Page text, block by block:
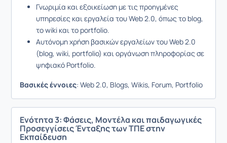
Γνωριμία και εξοικείωση με τις προηγμένες
υπηρεσίες και εργαλεία του Web 2.0, όπως το blog,
το wiki και το portfolio.
Αυτόνομη χρήση βασικών εργαλείων του Web 2.0
(blog, wiki, portfolio) και οργάνωση πληροφορίας σε
ψηφιακό Portfolio.
Βασικές έννοιες: Web 2.0, Blogs, Wikis, Forum, Portfolio
Ενότητα 3: Φάσεις, Μοντέλα και παιδαγωγικές
Προσεγγίσεις Ένταξης των ΤΠΕ στην
Εκπαίδευση